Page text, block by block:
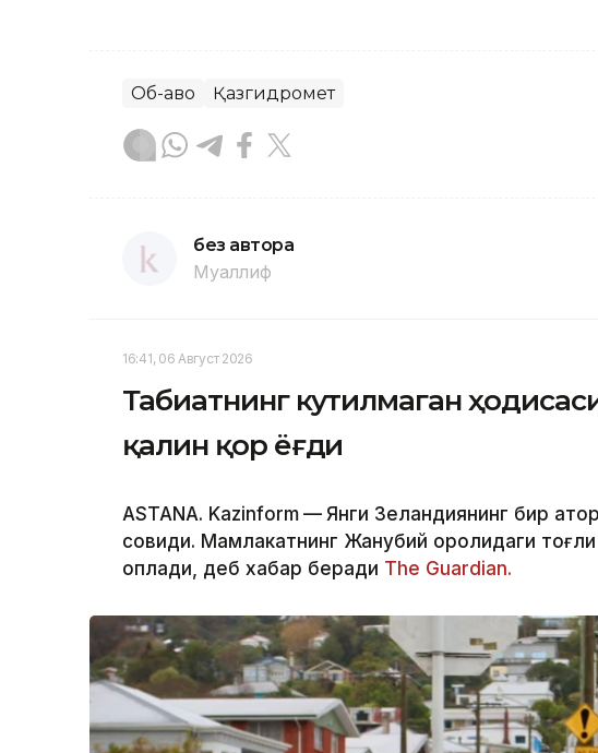
Об-ҳаво Қазгидромет
без автора
Муаллиф
16:41, 06 Август 2026
Табиатнинг кутилмаган
қалин қор ёғди
ASTANA. Kazinform — Янги Зеландиянинг бир
совиди. Мамлакатнинг Жанубий оролидаги тоғли
қоплади, деб хабар беради The Guardian.